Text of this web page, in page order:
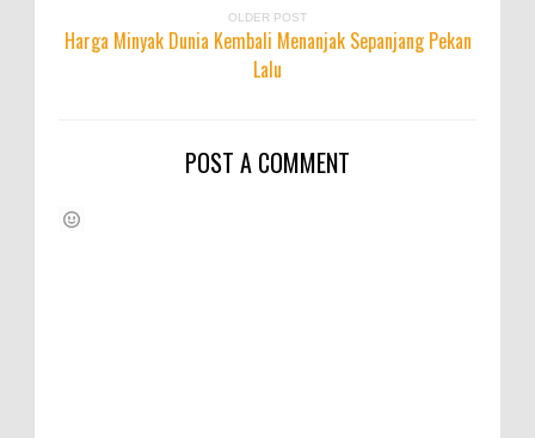
OLDER POST
Harga Minyak Dunia Kembali Menanjak Sepanjang Pekan
Lalu
POST A COMMENT